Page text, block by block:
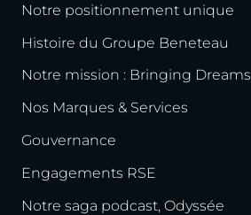
Notre positionnement unique
Histoire du Groupe Beneteau
Notre mission : Bringing
Nos Marques & Services
Gouvernance
Engagements RSE
Notre saga podcast, Odyssée